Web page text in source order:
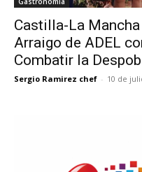
Castilla-La
Arraigo de ADEL
Combatir la
Sergio Ramirez chef - 10 de